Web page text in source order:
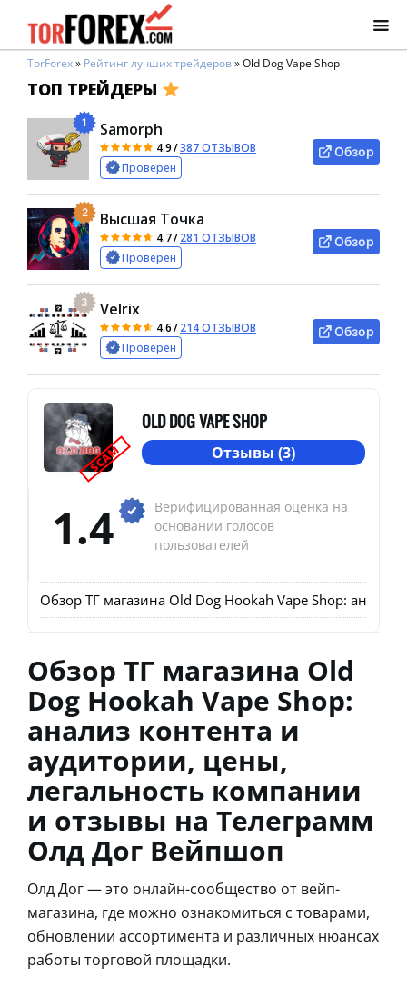
TorForex» Рейтинг лучших трейдеров»Old Dog Vape Shop
ТОП ТРЕЙДЕРЫ
1 Samorph
4.9/387 ОТЗЫВОВ
Проверен
Обзор
2 Высшая Точка
4.7/281 ОТЗЫВОВ
Проверен
Обзор
3 Velrix
4.6/214 ОТЗЫВОВ
Проверен
Обзор
SCAM
OLD DOG VAPE SHOP
Отзывы (3)
1.4
Верифицированная оценка на
основании голосов
пользователей
Обзор ТГ магазина Old Dog Hookah Vape Shop:
Обзор ТГ магазина Old
Dog Hookah Vape Shop:
анализ контента и
аудитории, цены,
легальность компании
и отзывы на Телеграмм
Олд Дог Вейпшоп
Олд Дог — это онлайн-сообщество от вейп-
магазина, где можно ознакомиться с товарами,
обновлении ассортимента и различных нюансах
работы торговой площадки.